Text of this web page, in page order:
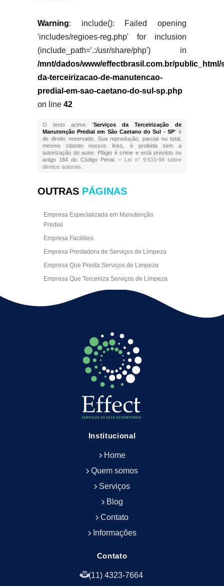
Warning: include(): Failed opening
'includes/regioes-reg.php' for inclusion
(include_path='.:/usr/share/php') in
/mnt/dados/www/effectbrasil.com.br/public_html/
da-terceirizacao-de-manutencao-
predial-em-sao-caetano-do-sul-sp.php
on line 42
O texto acima "Serviços da Terceirização de
Manutenção Predial em São Caetano do Sul - SP" é
de direito reservado. Sua reprodução, parcial ou total,
mesmo citando nossos links, é proibida sem a
autorização do autor. Plágio é crime e está previsto no
artigo 184 do Código Penal. –
Lei n° 9.610-98 sobre
direitos autorais
OUTRAS PÁGINAS
Empresa Especializada em Manutenção
Predial
Empresa Facilities
Empresa Prestadora de Serviços de Limpeza
Empresa Que Presta Serviços de Limpeza
Empresa Que Terceiriza Serviços de Limpeza
Empresa Terceirizada de Portaria
Empresa de Facilities
Empresa de Limpeza Empresarial
Empresa de Limpeza Predial
Empresa de Limpeza Predial Terceirizada
Empresa de Limpeza de Escritório
Empresa de Limpeza de Fachada
Empresa de Limpeza de Fachadas
Empresa de Limpeza e Conservação Predial
Empresa de Portaria e Controlador de Acesso
Empresa de Portaria e Limpeza
Empresa de Serviços Terceirizados
Empresa de Terceirização de Portaria
Empresa de Terceirização de Serviços de
Empresa de Terceirização de Serviços de
Empresa de Zeladoria e Portaria
Institucional
Home
Quem somos
Serviços
Blog
Contato
Informações
Contato
(11) 4323-7664